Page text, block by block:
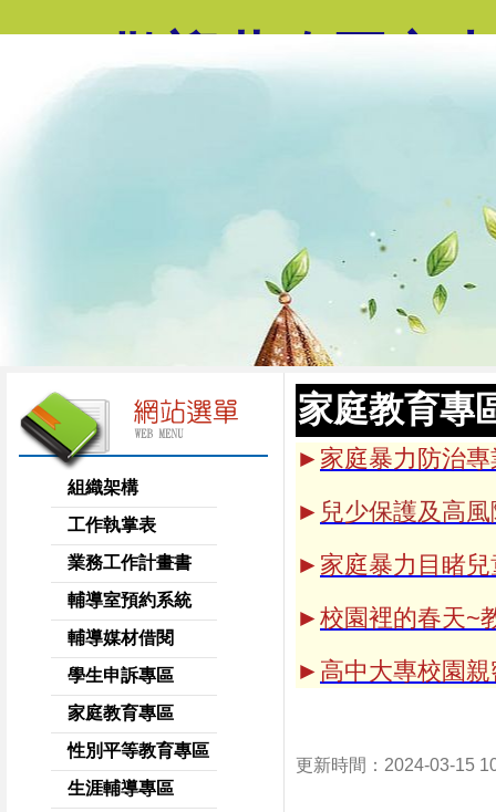
歡迎蒞臨國立
組織架構
工作執掌表
業務工作計畫書
輔導室預約系統
輔導媒材借閱
學生申訴專區
家庭教育專區
性別平等教育專區
生涯輔導專區
家庭教育專
► 家庭暴力防治
► 兒少保護及高
► 家庭暴力目睹
►校園裡的春天~
► 高中大專校園
更新時間：2024-03-15